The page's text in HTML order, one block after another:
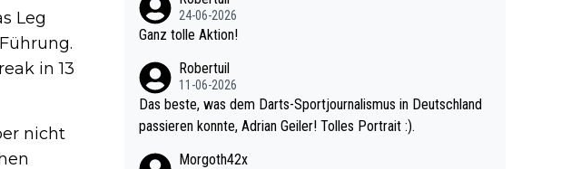
Leg
in 13
nicht
e mal 40+ erst recht. Da gewinnst keinen Blumentopf - ist ja n
och krasser wie ein Pokalspiel eines Kreisligisten vs einem Bu
24-06-2026
Ganz tolle Aktion!
Robertuil
11-06-2026
Das beste, was dem Darts-Sportjournalismus in Deutschland
passieren konnte, Adrian Geiler! Tolles Portrait :).
Morgoth42x